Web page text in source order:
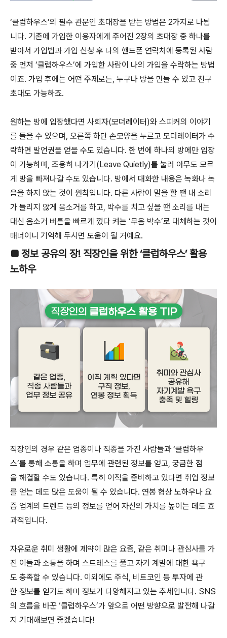
‘클럽하우스’의 필수 관문인 초대장을 받는 방법은 2가지로 나뉩
니다. 기존에 가입한 이용자에게 주어진 2장의 초대장 중 하나를
받아서 가입법과 가입 신청 후 나의 핸드폰 연락처에 등록된 사람
중 먼저 ‘클럽하우스’에 가입한 사람이 나의 가입을 수락하는 방법
이죠. 가입 후에는 어떤 주제로든, 누구나 방을 만들 수 있고 친구
초대도 가능하죠.
원하는 방에 입장했다면 사회자(모더레이터)와 스피커의 이야기
를 들을 수 있으며, 오른쪽 하단 손모양을 누르고 모더레이터가 수
락하면 발언권을 얻을 수도 있습니다. 한 번에 하나의 방에만 입장
이 가능하며, 조용히 나가기(Leave Quietly)를 눌러 아무도 모르
게 방을 빠져나갈 수도 있습니다. 방에서 대화한 내용은 녹화나 녹
음을 하지 않는 것이 원칙입니다. 다른 사람이 말을 할 땐 내 소리
가 들리지 않게 음소거를 하고, 박수를 치고 싶을 땐 소리를 내는
대신 음소거 버튼을 빠르게 껐다 켜는 ‘무음 박수’로 대체하는 것이
매너이니 기억해 두시면 도움이 될 거예요.
■ 정보 공유의 장! 직장인을 위한 ‘클럽하우스’ 활용
노하우
직장인의 경우 같은 업종이나 직종을 가진 사람들과 ‘클럽하우
스’를 통해 소통을 하며 업무에 관련된 정보를 얻고, 궁금한 점
을 해결할 수도 있습니다. 특히 이직을 준비하고 있다면 취업 정보
를 얻는 데도 많은 도움이 될 수 있습니다. 연봉 협상 노하우나 요
즘 업계의 트렌드 등의 정보를 얻어 자신의 가치를 높이는 데도 효
과적입니다.
자유로운 취미 생활에 제약이 많은 요즘, 같은 취미나 관심사를 가
진 이들과 소통을 하며 스트레스를 풀고 자기 계발에 대한 욕구
도 충족할 수 있습니다. 이외에도 주식, 비트코인 등 투자에 관
한 정보를 얻기도 하며 정보가 다양해지고 있는 추세입니다. SNS
의 흐름을 바꾼 ‘클럽하우스’가 앞으로 어떤 방향으로 발전해 나갈
지 기대해보면 좋겠습니다!